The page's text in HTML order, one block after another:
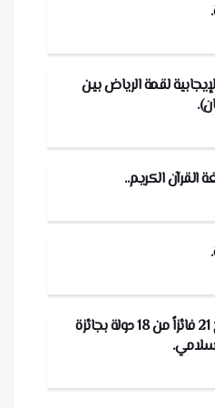
لقمة الرياض بين
القرآن الكريم..
برعاية خادم الحرمين.. تتويج 21 فائزاً من 18 دولة بجائزة